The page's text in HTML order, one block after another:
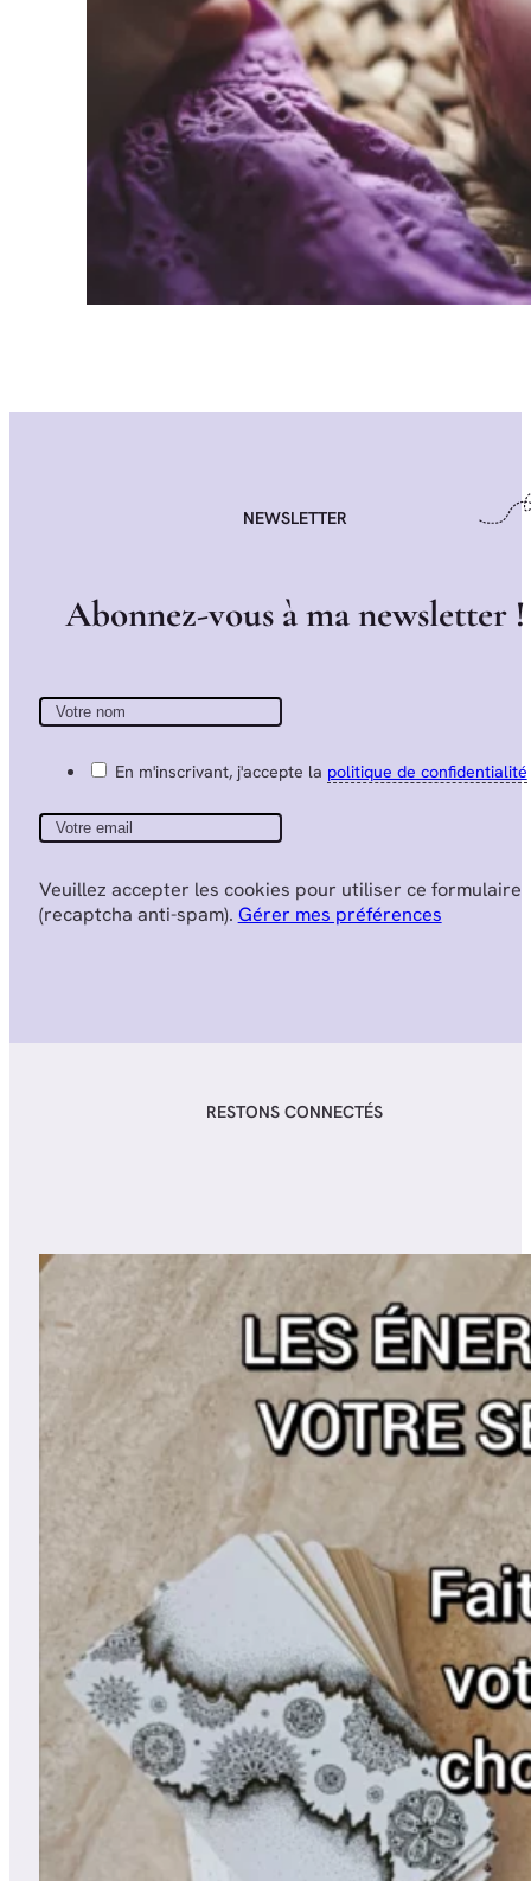
NEWSLETTER
Abonnez-vous àmanewsletter !
En m'inscrivant, j'accepte la politique de confidentialité
Veuillez accepter les cookies pour utiliser ce formulaire
(recaptcha anti-spam). Gérer mes préférences
RESTONS CONNECTÉS